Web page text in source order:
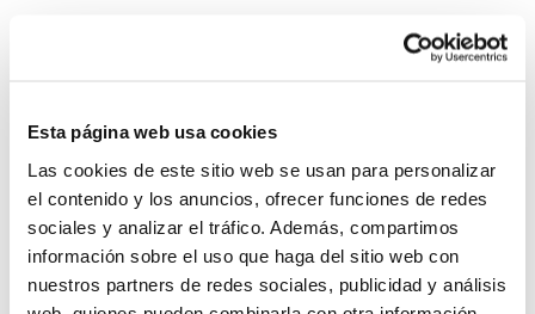
Esta página web usa cookies
Las cookies de este sitio web se usan para personalizar
el contenido y los anuncios, ofrecer funciones de redes
sociales y analizar el tráfico. Además, compartimos
información sobre el uso que haga del sitio web con
nuestros partners de redes sociales, publicidad y análisis
, una de
crecimiento del baloncesto de la
Comunitat Valenciana desde su labor en el
Club Baloncesto Burriana, entidad en la
que ha sido jugador, entrenador y directivo.